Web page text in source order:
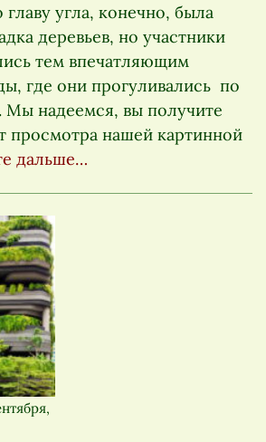
угла, конечно, была
деревьев, но участники
тем впечатляющим
где они прогуливались по
Мы надеемся, вы получите
просмотра нашей картинной
дальше…